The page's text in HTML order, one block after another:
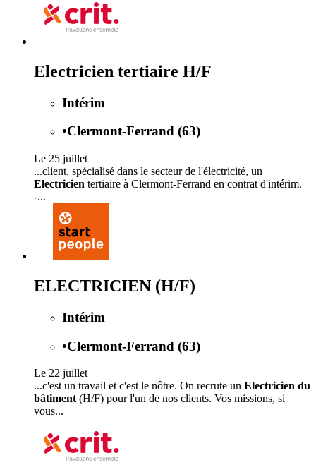
Electricien tertiaire H/F
Intérim
•Clermont-Ferrand (63)
Le 25 juillet
...client, spécialisé dans le secteur de l'électricité, un
Electricien tertiaire à Clermont-Ferrand en contrat d'intérim.
-...
ELECTRICIEN (H/F)
Intérim
•Clermont-Ferrand (63)
Le 22 juillet
...c'est un travail et c'est le nôtre. On recrute un Electricien du
bâtiment (H/F) pour l'un de nos clients. Vos missions, si
vous...